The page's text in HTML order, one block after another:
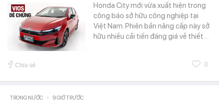
Honda City mới vừa xuất hiện trong
công báo sở hữu công nghiệp tại
Việt Nam. Phiên bản nâng cấp này sở
hữu nhiều cải tiến đáng giá về thiết…
Chia sẻ 0
TRONG NƯỚC - 9 GIỜ TRƯỚC